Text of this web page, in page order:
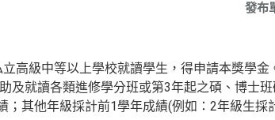
發布
高級中等以上學校就讀學生，得申請本獎學
及就讀各類進修學分班或第3年起之碩、博士
；其他年級採計前1學年成績(例如：2年級生採